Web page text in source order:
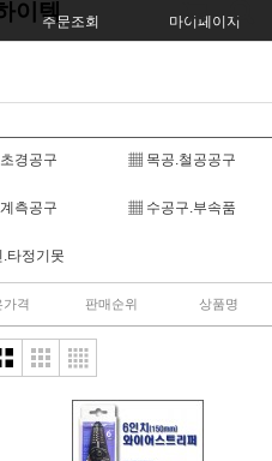
주문조회 마이페이지
이텍
경공구 ▦ 목공.철공공구
측공구 ▦ 수공구.부속품
타정기못
가격 판매순위 상품명